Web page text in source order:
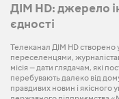
ДІМ HD: джерело
єдності
Телеканал ДІМ HD створено
переселенцями,
місія — дати глядачам, які
перебувають далеко від
правдивих новин і якісного